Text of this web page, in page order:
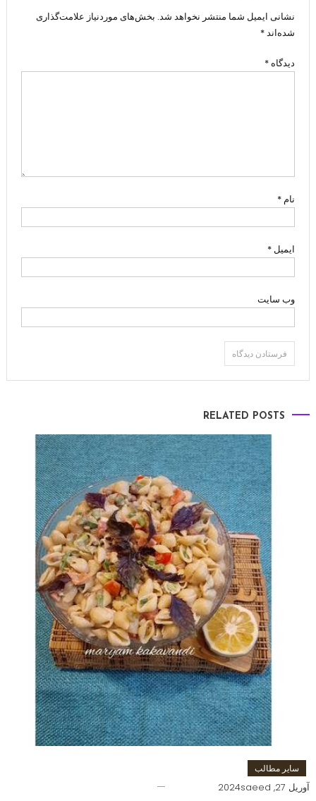
نشانی ایمیل شما منتشر نخواهد شد. بخش‌های موردنیاز علامت‌گذاری
شده‌اند*
دیدگاه *
نام *
ایمیل *
وب‌ سایت
RELATED POSTS
سایر مطالب
آوریل 27, 2024 saeed